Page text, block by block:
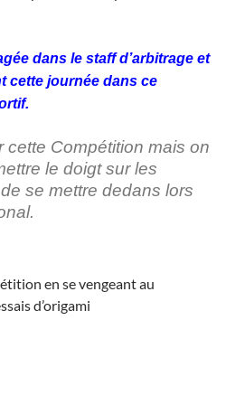
dans le staff d’arbitrage et
cette journée dans ce
cette Compétition mais on
le doigt sur les
se mettre dedans lors
en se vengeant au
d’origami